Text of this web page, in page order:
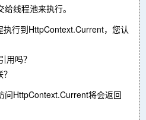
线程池来执行。
行到HttpContext.Current，您认
用吗？
问HttpContext.Current将会返回